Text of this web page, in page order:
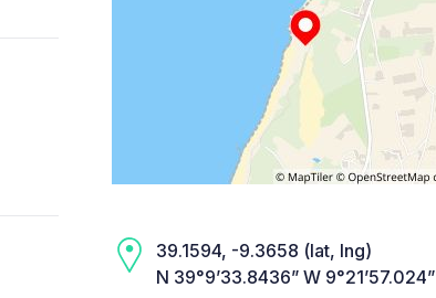
39.1594, -9.3658 (lat, lng)
N 39°9’33.8436” W 9°21’57.024”